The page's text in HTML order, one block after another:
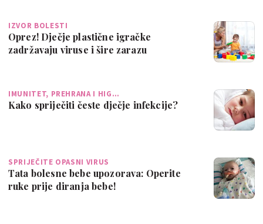
IZVOR BOLESTI
Oprez! Dječje plastične igračke
zadržavaju viruse i šire zarazu
IMUNITET, PREHRANA I HIG…
Kako spriječiti česte dječje infekcije?
SPRIJEČITE OPASNI VIRUS
Tata bolesne bebe upozorava: Operite
ruke prije diranja bebe!